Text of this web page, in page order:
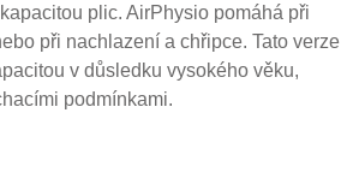
plic. AirPhysio pomáhá při
při nachlazení a chřipce. Tato verze
v důsledku vysokého věku,
podmínkami.